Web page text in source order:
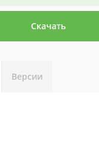
Скачать
Версии